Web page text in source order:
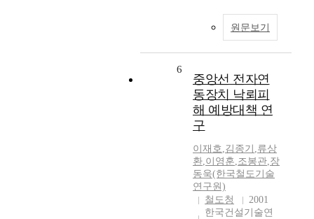
원문보기
6
중앙선 전자연
동장치 낙뢰피
해 예방대책 연
구
이재호,김종기 ,류상
환,이영훈,조봉관,장
동욱(한국철도기술
연구원)
철도청
2001
한국건설기술연